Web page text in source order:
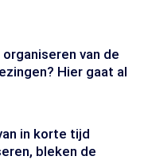
van de
Hier gaat al
in korte tijd
bleken de